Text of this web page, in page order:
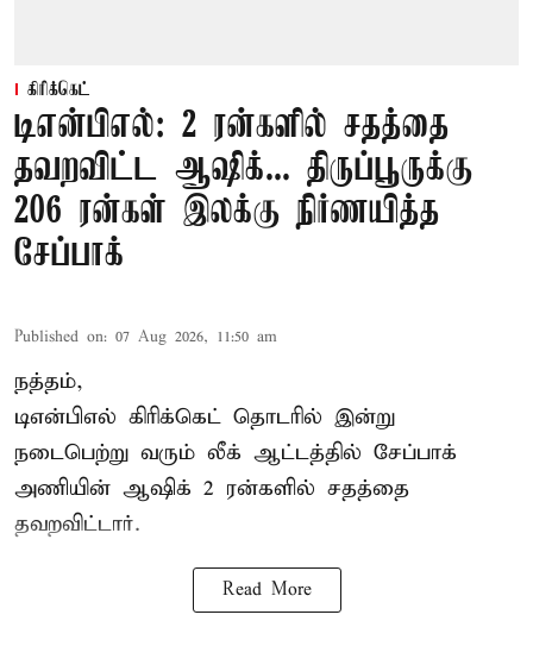
கிரிக்கெட்
டிஎன்பிஎல்: 2 ரன்களில் சதத்தை
தவறவிட்ட ஆஷிக்... திருப்பூருக்கு
206 ரன்கள் இலக்கு நிர்ணயித்த
சேப்பாக்
Published on: 07 Aug 2026, 11:50 am
நத்தம்,
டிஎன்பிஎல் கிரிக்கெட் தொடரில் இன்று
நடைபெற்று வரும் லீக் ஆட்டத்தில் சேப்பாக்
அணியின் ஆஷிக் 2 ரன்களில் சதத்தை
தவறவிட்டார்.
Read More